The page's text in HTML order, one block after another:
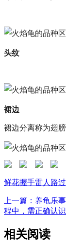
头纹
裙边
裙边分离称为翅
鲜花握手雷人 路过
上一篇：养龟乐
程中，需正确认
相关阅读